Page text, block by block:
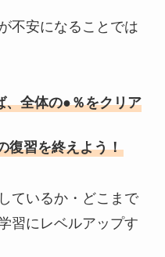
不安になることでは
、全体の●％をクリア
習を終えよう！
ているか・どこまで
習にレベルアップす